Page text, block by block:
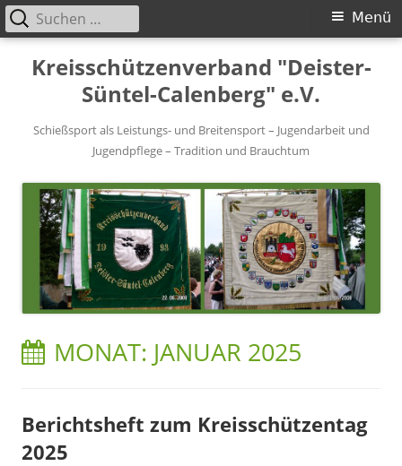
Kreisschützenverband "Deister-
Süntel-Calenberg" e.V.
Schießsport als Leistungs- und Breitensport – Jugendarbeit und
Jugendpflege – Tradition und Brauchtum
Primäres
Menü
Menü
Suchen
nach:
MONAT: JANUAR 2025
Berichtsheft zum Kreisschützentag
2025